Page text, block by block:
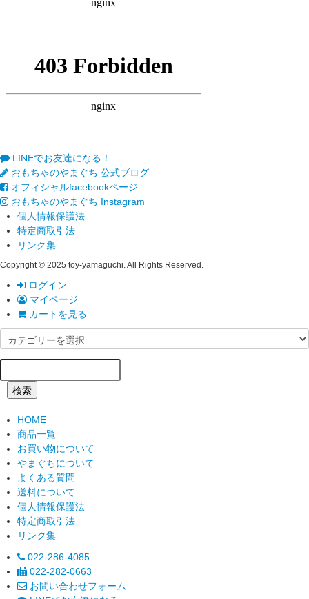
LINEでお友達になる！
おもちゃのやまぐち 公式ブログ
オフィシャルfacebookページ
おもちゃのやまぐち Instagram
個人情報保護法
特定商取引法
リンク集
Copyright © 2025 toy-yamaguchi. All Rights Reserved.
ログイン
マイページ
カートを見る
検索
HOME
商品一覧
お買い物について
やまぐちについて
よくある質問
送料について
個人情報保護法
特定商取引法
リンク集
022-286-4085
022-282-0663
お問い合わせフォーム